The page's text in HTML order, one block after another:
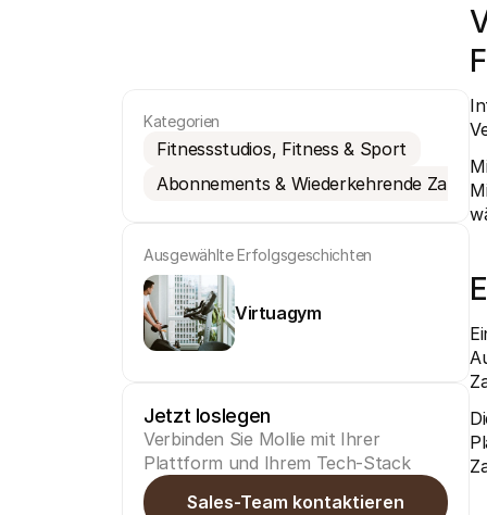
Kategorien
Fitnessstudios, Fitness & Sport
Abonnements & Wiederkehrende
Ausgewählte Erfolgsgeschichten
Virtuagym
Jetzt loslegen
Verbinden Sie Mollie mit Ihrer
Plattform und Ihrem Tech-Stack
Sales-Team kontaktieren